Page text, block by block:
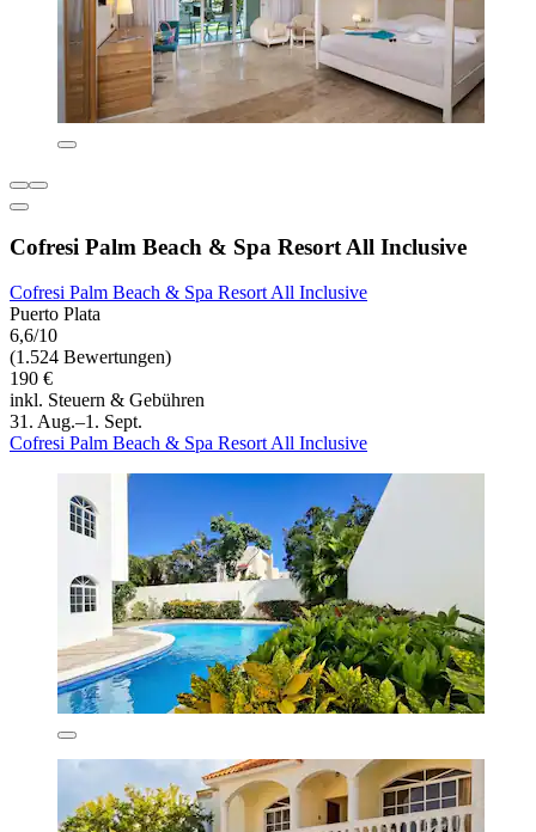
Cofresi Palm Beach & Spa Resort All Inclusive
Cofresi Palm Beach & Spa Resort All Inclusive
Puerto Plata
6,6/10
(1.524 Bewertungen)
190 €
inkl. Steuern & Gebühren
31. Aug.–1. Sept.
Cofresi Palm Beach & Spa Resort All Inclusive